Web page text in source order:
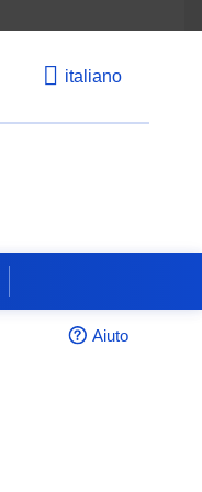
italiano
Aiuto